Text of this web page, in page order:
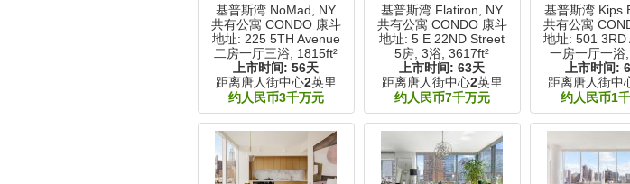
基普斯湾 NoMad, NY
共有公寓 CONDO 康斗
地址: 225 5TH Avenue
二房一厅三浴, 1815ft²
上市时间:56天
距离唐人街中心2英里
约人民币3千万元
基普斯湾 Flatiron, NY
共有公寓 CONDO 康斗
地址: 5 E 22ND Street
5房, 3浴,3617ft²
上市时间:63天
距离唐人街中心2英里
约人民币7千万元
基普斯湾 Kips
共有公寓
地址: 501 3RD
一房一厅一
上市时间:
距离唐人街中
约人民币1